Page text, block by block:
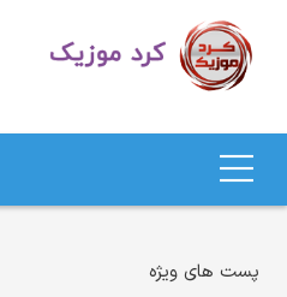
های کردی
پست های ویژه